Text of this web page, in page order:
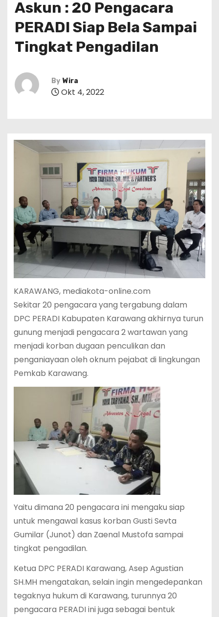
Askun : 20 Pengacara
PERADI Siap Bela Sampai
Tingkat Pengadilan
By Wira
Okt 4, 2022
KARAWANG, mediakota-online.com
Sekitar 20 pengacara yang tergabung dalam
DPC PERADI Kabupaten Karawang akhirnya turun
gunung menjadi pengacara 2 wartawan yang
menjadi korban dugaan penculikan dan
penganiayaan oleh oknum pejabat di lingkungan
Pemkab Karawang.
Yaitu dimana 20 pengacara ini mengaku siap
untuk mengawal kasus korban Gusti Sevta
Gumilar (Junot) dan Zaenal Mustofa sampai
tingkat pengadilan.
Ketua DPC PERADI Karawang, Asep Agustian
SH.MH mengatakan, selain ingin mengedepankan
tegaknya hukum di Karawang, turunnya 20
pengacara PERADI ini juga sebagai bentuk